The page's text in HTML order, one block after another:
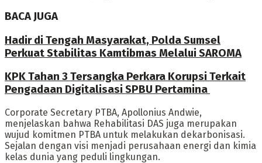
BACA JUGA
Hadir di Tengah Masyarakat, Polda Sumsel
Perkuat Stabilitas Kamtibmas Melalui SAROMA
KPK Tahan 3 Tersangka Perkara Korupsi Terkait
Pengadaan Digitalisasi SPBU Pertamina
Corporate Secretary PTBA, Apollonius Andwie,
menjelaskan bahwa Rehabilitasi DAS juga merupakan
wujud komitmen PTBA untuk melakukan dekarbonisasi.
Sejalan dengan visi menjadi perusahaan energi dan kimia
kelas dunia yang peduli lingkungan.